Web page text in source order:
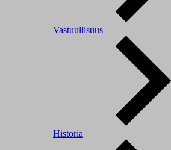
Vastuullisuus
Historia